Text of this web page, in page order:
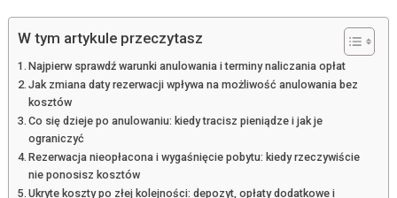
W tym artykule przeczytasz
Najpierw sprawdź warunki anulowania i terminy naliczania opłat
Jak zmiana daty rezerwacji wpływa na możliwość anulowania bez
kosztów
Co się dzieje po anulowaniu: kiedy tracisz pieniądze i jak je
ograniczyć
Rezerwacja nieopłacona i wygaśnięcie pobytu: kiedy rzeczywiście
nie ponosisz kosztów
Ukryte koszty po złej kolejności: depozyt, opłaty dodatkowe i